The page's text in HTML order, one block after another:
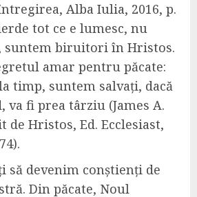
Alba Iulia, 2016, p.
tot ce e lumesc, nu
suntem biruitori în Hristos.
amar pentru păcate:
timp, suntem salvați, dacă
va fi prea târziu (James A.
de Hristos, Ed. Ecclesiast,
să devenim conștienți de
Din păcate, Noul